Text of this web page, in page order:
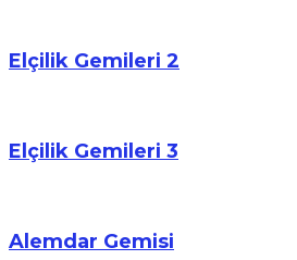
Elçilik Gemileri 2
Elçilik Gemileri 3
Alemdar Gemisi